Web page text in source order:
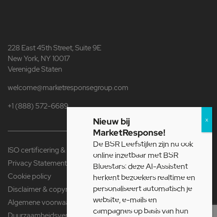
228 East 45th Street, Suite 9E
New York, NY 10017
Verenigde Staten
welcome@marketresponsegroup.com
+1 (888) 572-6689
ISO certificering & Fair Data
Privacy Statement
Cookie policy
Disclaimer & copyright
Algemene voorwaarden
Nieuw bij
MarketResponse!
De BSR Leefstijlen zijn nu ook
online inzetbaar met BSR
Bluestars: deze AI-Assistent
herkent bezoekers realtime en
personaliseert automatisch je
website, e-mails en
campagnes op basis van hun